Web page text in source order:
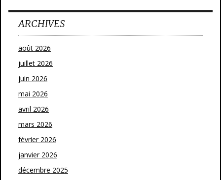
ARCHIVES
août 2026
juillet 2026
juin 2026
mai 2026
avril 2026
mars 2026
février 2026
janvier 2026
décembre 2025